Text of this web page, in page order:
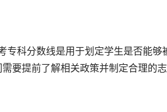
专科分数线是用于划定学生是否能
要提前了解相关政策并制定合理的